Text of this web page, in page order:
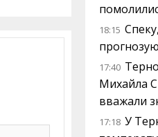
18:15
17:40
Михайла
вважали
17:18 У